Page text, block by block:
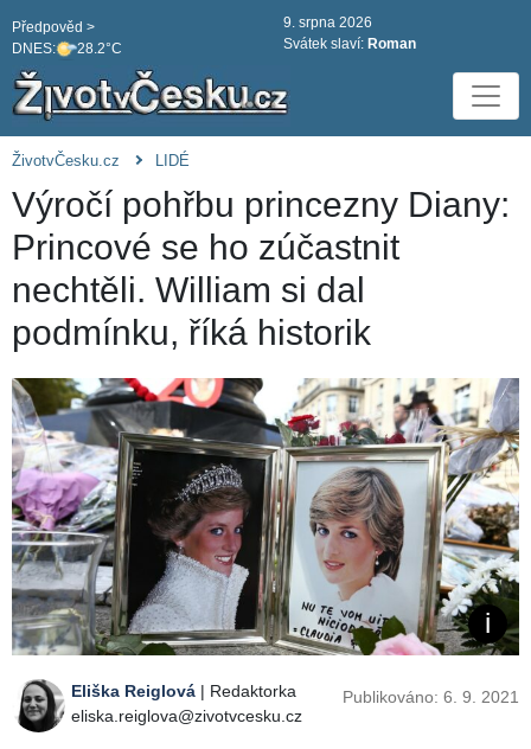
DNES: 28.2°C
Předpověd >
9. srpna 2026
Svátek slaví: Roman
ŽivotvČesku.cz LIDÉ
Výročí pohřbu princezny Diany:
Princové se ho zúčastnit
nechtěli. William si dal
podmínku, říká historik
Eliška Reiglová | Redaktorka
eliska.reiglova@zivotvcesku.cz
Publikováno: 6. 9. 2021